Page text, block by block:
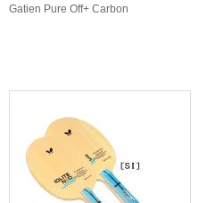
Gatien Pure Off+ Carbon